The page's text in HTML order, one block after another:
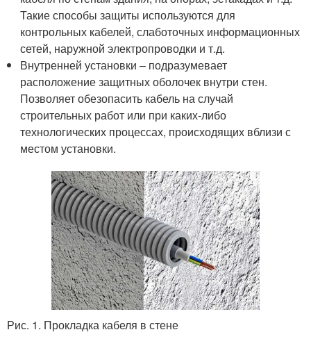
Такие способы защиты используются для
контрольных кабелей, слаботочных информационных
сетей, наружной электропроводки и т.д.
Внутренней установки – подразумевает
расположение защитных оболочек внутри стен.
Позволяет обезопасить кабель на случай
строительных работ или при каких-либо
технологических процессах, происходящих вблизи с
местом установки.
Рис. 1. Прокладка кабеля в стене